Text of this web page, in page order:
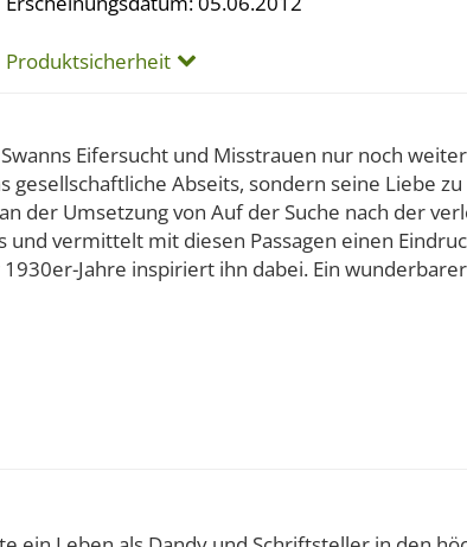
Produktsicherheit
Eifersucht und Misstrauen nur noch
Abseits, sondern seine Liebe
der Umsetzung von Auf der Suche nach der
vermittelt mit diesen Passagen einen
Jahre inspiriert ihn dabei. Ein